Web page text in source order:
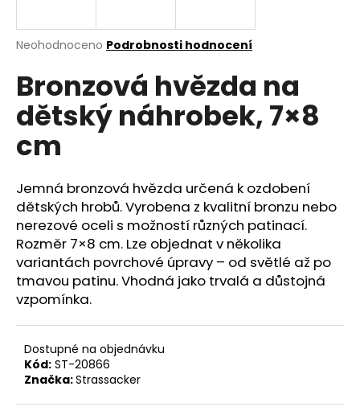
Průměrné
produktu
je
0,0
z
5
hvězdiček.
Neohodnoceno Podrobnosti hodnocení
Bronzová hvězda na
dětský náhrobek, 7×8
cm
Jemná bronzová hvězda určená k ozdobení
dětských hrobů. Vyrobena z kvalitní bronzu nebo
nerezové oceli s možností různých patinací.
Rozměr 7×8 cm. Lze objednat v několika
variantách povrchové úpravy – od světlé až po
tmavou patinu. Vhodná jako trvalá a důstojná
vzpomínka.
Dostupné na objednávku
Kód: ST-20866
Značka:Strassacker
j
t
?
HLEDAT
D
o
p
o
r
u
č
u
j